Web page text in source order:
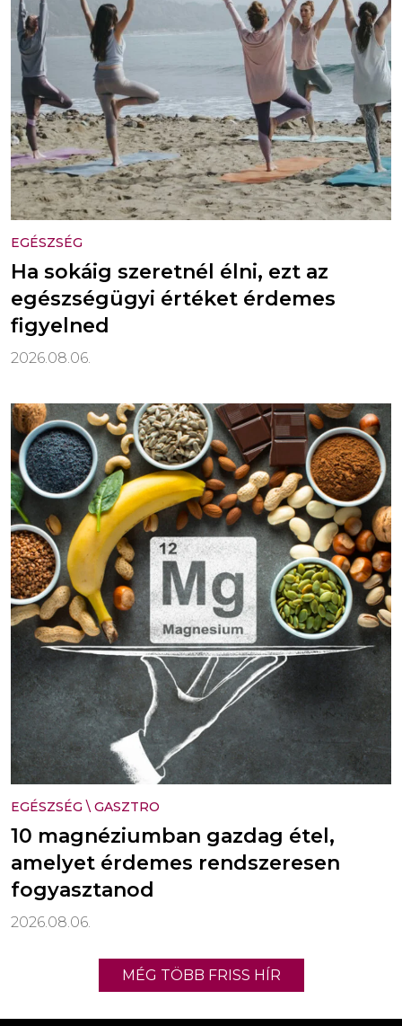
EGÉSZSÉG
Ha sokáig szeretnél élni, ezt az
egészségügyi értéket érdemes
figyelned
2026.08.06.
EGÉSZSÉG \ GASZTRO
10 magnéziumban gazdag étel,
amelyet érdemes rendszeresen
fogyasztanod
2026.08.06.
MÉG TÖBB FRISS HÍR